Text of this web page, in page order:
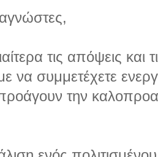
τις απόψεις
να συμμετέχετε
την